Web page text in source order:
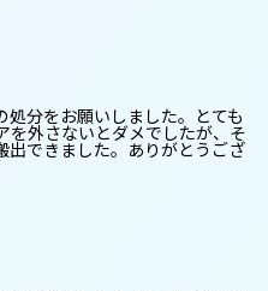
分をお願いしました。とても
を外さないとダメでしたが、そ
出できました。ありがとうござ